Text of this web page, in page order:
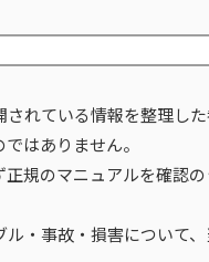
れている情報を整理し
はありません。
規のマニュアルを確認
・事故・損害について、